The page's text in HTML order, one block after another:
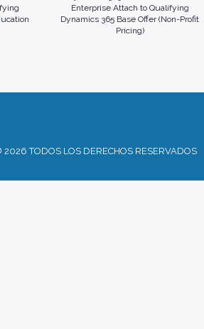
Enterprise Attach to Qualifying
Dynamics 365 Base Offer (Non-Profit
Pricing)
2026 TODOS LOS DERECHOS RESERVADOS